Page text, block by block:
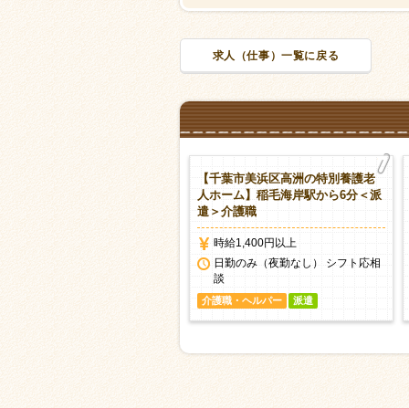
求人（仕事）一覧に戻る
【千葉市美浜区高洲の特別養護老
人ホーム】稲毛海岸駅から6分＜派
遣＞介護職
時給1,400円以上
日勤のみ（夜勤なし） シフト応相
談
介護職・ヘルパー 派遣